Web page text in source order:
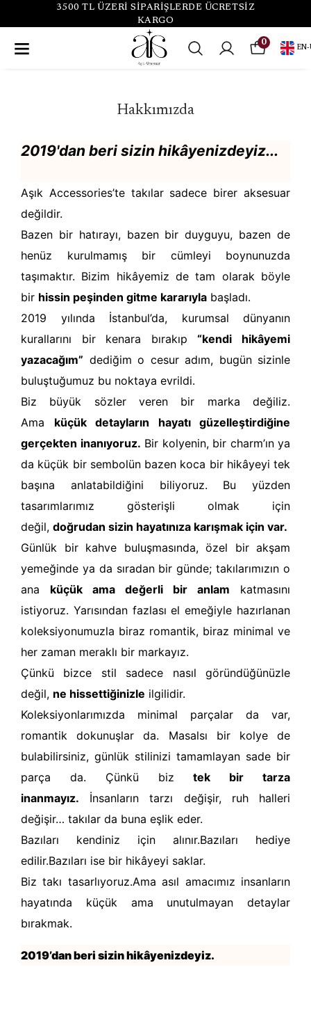
3500 TL ÜZERİ SİPARİŞLERDE ÜCRETSİZ
KARGO
0
EN -
Hakkımızda
2019'dan beri sizin hikâyenizdeyiz...
Aşık Accessories’te takılar sadece birer aksesuar
değildir.
Bazen bir hatırayı, bazen bir duyguyu, bazen de
henüz kurulmamış bir cümleyi boynunuzda
taşımaktır. Bizim hikâyemiz de tam olarak böyle
bir hissin peşinden gitme kararıyla başladı.
2019 yılında İstanbul’da, kurumsal dünyanın
kurallarını bir kenara bırakıp
“kendi hikâyemi
yazacağım” dediğim o cesur adım, bugün sizinle
buluştuğumuz bu noktaya evrildi.
Biz büyük sözler veren bir marka değiliz.
Ama
küçük detayların hayatı güzelleştirdiğine
gerçekten inanıyoruz. Bir kolyenin, bir charm’ın ya
da küçük bir sembolün bazen koca bir hikâyeyi tek
başına anlatabildiğini biliyoruz. Bu yüzden
tasarımlarımız gösterişli olmak için
değil, doğrudan sizin hayatınıza karışmak için var.
Günlük bir kahve buluşmasında, özel bir akşam
yemeğinde ya da sıradan bir günde; takılarımızın o
ana
küçük ama değerli bir anlam
katmasını
istiyoruz. Yarısından fazlasıel emeğiyle hazırlanan
koleksiyonumuzla biraz romantik, biraz minimal ve
her zaman meraklı bir markayız.
Çünkü bizce stil sadece nasıl göründüğünüzle
değil, ne hissettiğinizle ilgilidir.
Koleksiyonlarımızda minimal parçalar da var,
romantik dokunuşlar da. Masalsı bir kolye de
bulabilirsiniz, günlük stilinizi tamamlayan sade bir
parça da. Çünkü biztek bir tarza
inanmayız. İnsanların tarzı değişir, ruh halleri
değişir… takılar da buna eşlik eder.
Bazıları kendiniz için alınır.Bazıları hediye
edilir.Bazıları ise bir hikâyeyi saklar.
Biz takı tasarlıyoruz.Ama asıl amacımız insanların
hayatında küçük ama unutulmayan detaylar
bırakmak.
2019’dan beri sizin hikâyenizdeyiz.